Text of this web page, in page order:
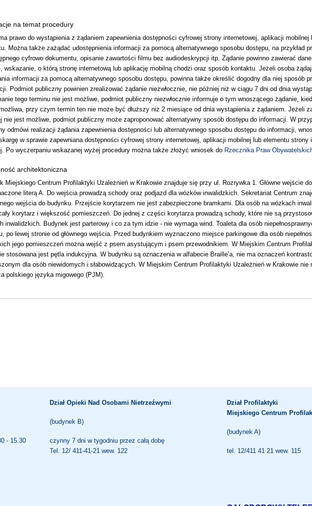
na temat procedury
prawo do wystąpienia z żądaniem zapewnienia dostępności cyfrowej strony internetowej, aplikacji mobilnej
Można także zażądać udostępnienia informacji za pomocą alternatywnego sposobu dostępu, na przykład
cyfrowo dokumentu, opisanie zawartości filmu bez audiodeskrypcji itp. Żądanie powinno zawierać
wskazanie, o którą stronę internetową lub aplikację mobilną chodzi oraz sposób kontaktu. Jeżeli osoba
informacji za pomocą alternatywnego sposobu dostępu, powinna także określić dogodny dla niej sposób
Podmiot publiczny powinien zrealizować żądanie niezwłocznie, nie później niż w ciągu 7 dni od dnia
tego terminu nie jest możliwe, podmiot publiczny niezwłocznie informuje o tym wnoszącego żądanie,
przy czym termin ten nie może być dłuższy niż 2 miesiące od dnia wystąpienia z żądaniem. Jeżeli
nie jest możliwe, podmiot publiczny może zaproponować alternatywny sposób dostępu do informacji. W
odmówi realizacji żądania zapewnienia dostępności lub alternatywnego sposobu dostępu do informacji,
w sprawie zapewniana dostępności cyfrowej strony internetowej, aplikacji mobilnej lub elementu strony
Po wyczerpaniu wskazanej wyżej procedury można także złożyć wniosek do Rzecznika Praw
architektoniczna
Miejskiego Centrum Profilaktyki Uzależnień w Krakowie znajduje się przy ul. Rozrywka 1. Główne wejście
literą A. Do wejścia prowadzą schody oraz podjazd dla wózków inwalidzkich. Sekretariat Centrum
wejścia do budynku. Przejście korytarzem nie jest zabezpieczone bramkami. Dla osób na wózkach
korytarz i większość pomieszczeń. Do jednej z części korytarza prowadzą schody, które nie są
inwalidzkich. Budynek jest parterowy i co za tym idzie - nie wymaga wind. Toaleta dla osób
po lewej stronie od głównego wejścia. Przed budynkiem wyznaczono miejsce parkingowe dla osób
jego pomieszczeń można wejść z psem asystującym i psem przewodnikiem. W Miejskim Centrum
stosowana jest pętla indukcyjna. W budynku są oznaczenia w alfabecie Braille’a, nie ma oznaczeń
dla osób niewidomych i słabowidzących. W Miejskim Centrum Profilaktyki Uzależnień w Krakowie
polskiego języka migowego (PJM).
- 15.30
Dział Opieki Nad Osobami Nietrzeźwymi
(budynek B)
czynny 7 dni w tygodniu przez całą dobę
Tel. 12/ 411-41-21 wew. 122
Dział Profilaktyki
Miejskiego Centrum
(budynek A)
tel. 12/411 41 21 wew. 115